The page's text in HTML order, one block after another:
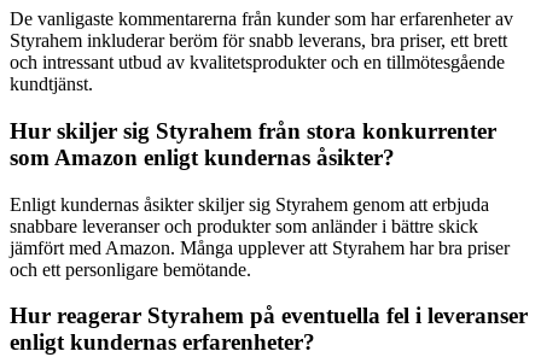
De vanligaste kommentarerna från kunder som har erfarenheter av
Styrahem inkluderar beröm för snabb leverans, bra priser, ett brett
och intressant utbud av kvalitetsprodukter och en tillmötesgående
kundtjänst.
Hur skiljer sig Styrahem från stora konkurrenter
som Amazon enligt kundernas åsikter?
Enligt kundernas åsikter skiljer sig Styrahem genom att erbjuda
snabbare leveranser och produkter som anländer i bättre skick
jämfört med Amazon. Många upplever att Styrahem har bra priser
och ett personligare bemötande.
Hur reagerar Styrahem på eventuella fel i leveranser
enligt kundernas erfarenheter?